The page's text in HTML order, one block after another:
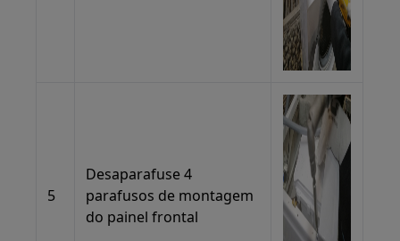
5
Desaparafuse 4
parafusos de montagem
do painel frontal